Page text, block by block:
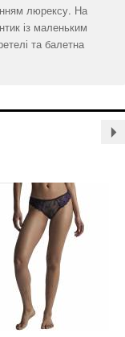
люрексу. На
із маленьким
та балетна